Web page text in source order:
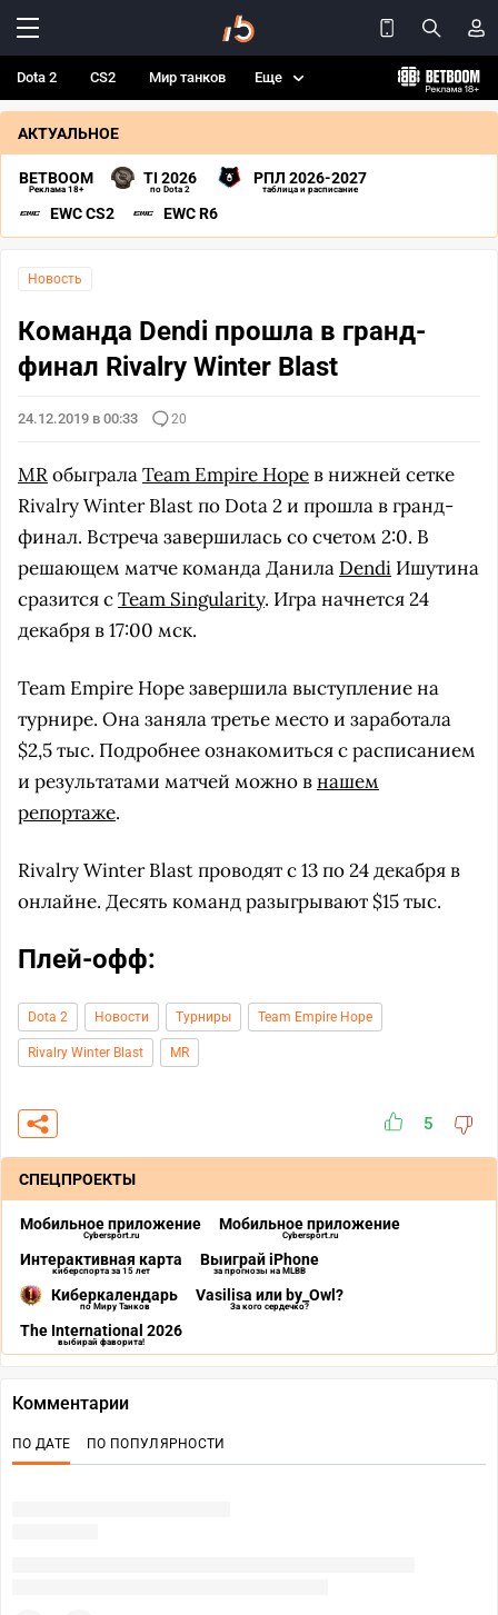
Dota 2 CS2 Мир танков Еще
АКТУАЛЬНОЕ
BETBOOM
Реклама 18+
TI 2026
по Dota 2
РПЛ 2026-2027
таблица и расписание
EWC CS2 EWC R6
Новость
Команда Dendi прошла в гранд-
финал Rivalry Winter Blast
24.12.2019 в 00:33 20
MRобыгралаTeam Empire Hopeв нижней сетке
Rivalry Winter Blast по Dota 2 и прошла в гранд-
финал. Встреча завершилась со счетом 2:0. В
решающем матче команда Данила Dendi Ишутина
сразится сTeam Singularity. Игра начнется 24
декабря в 17:00 мск.
Team Empire Hope завершила выступление на
турнире. Она заняла третье место и заработала
$2,5 тыс. Подробнее ознакомиться с расписанием
и результатами матчей можно внашем
репортаже.
Rivalry Winter Blast проводят с 13 по 24 декабря в
онлайне. Десять команд разыгрывают $15 тыс.
Плей-офф:
Dota 2 Новости Турниры Team Empire Hope
Rivalry Winter Blast MR
5
СПЕЦПРОЕКТЫ
Мобильное приложение
Cybersport.ru
Мобильное приложение
Cybersport.ru
Интерактивная карта
киберспорта за 15 лет
Выиграй iPhone
за прогнозы на MLBB
Киберкалендарь
по Миру Танков
Vasilisa или by_Owl?
За кого сердечко?
The International 2026
выбирай фаворита!
Комментарии
ПО ДАТЕ ПО ПОПУЛЯРНОСТИ